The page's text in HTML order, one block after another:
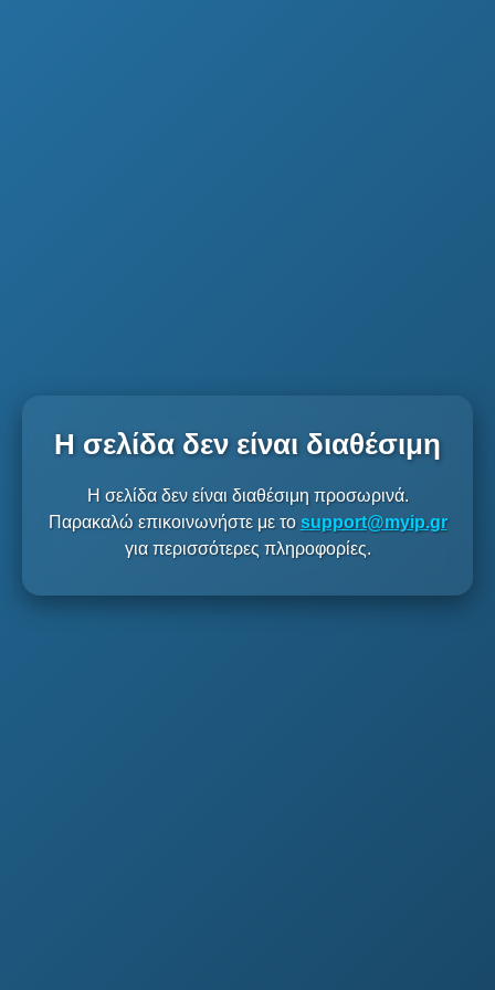
Η σελίδα δεν είναι διαθέσιμη
Η σελίδα δεν είναι διαθέσιμη προσωρινά.
Παρακαλώ επικοινωνήστε με το support@myip.gr
για περισσότερες πληροφορίες.